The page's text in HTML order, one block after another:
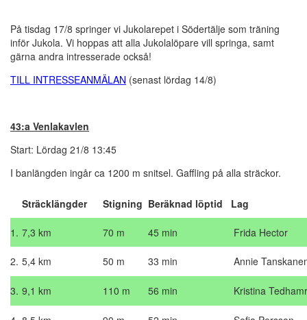
På tisdag 17/8 springer vi Jukolarepet i Södertälje som träning
inför Jukola. Vi hoppas att alla Jukolalöpare vill springa, samt
gärna andra intresserade också!
TILL INTRESSEANMÄLAN (senast lördag 14/8)
43:a Venlakavlen
Start: Lördag 21/8 13:45
I banlängden ingår ca 1200 m snitsel. Gaffling på alla sträckor.
Sträcklängder Stigning Beräknad löptid Lag
1. 7,3 km 70 m 45 min Frida Hector
2. 5,4 km 50 m 33 min Annie
3. 9,1 km 110 m 56 min Kristina